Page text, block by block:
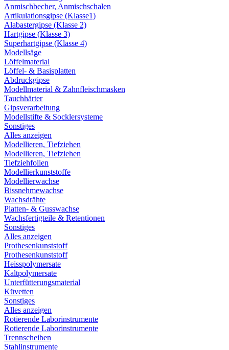
Anmischbecher, Anmischschalen
Artikulationsgipse (Klasse1)
Alabastergipse (Klasse 2)
Hartgipse (Klasse 3)
Superhartgipse (Klasse 4)
Modellsäge
Löffelmaterial
Löffel- & Basisplatten
Abdruckgipse
Modellmaterial & Zahnfleischmasken
Tauchhärter
Gipsverarbeitung
Modellstifte & Socklersysteme
Sonstiges
Alles anzeigen
Modellieren, Tiefziehen
Modellieren, Tiefziehen
Tiefziehfolien
Modellierkunststoffe
Modellierwachse
Bissnehmewachse
Wachsdrähte
Platten- & Gusswachse
Wachsfertigteile & Retentionen
Sonstiges
Alles anzeigen
Prothesenkunststoff
Prothesenkunststoff
Heisspolymersate
Kaltpolymersate
Unterfütterungsmaterial
Küvetten
Sonstiges
Alles anzeigen
Rotierende Laborinstrumente
Rotierende Laborinstrumente
Trennscheiben
Stahlinstrumente